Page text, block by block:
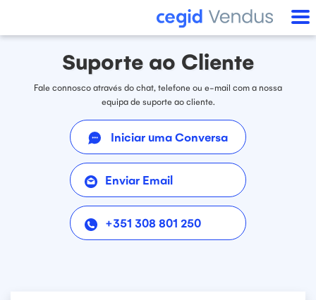
Suporte ao Cliente
Fale connosco através do chat, telefone ou e-mail com a nossa
equipa de suporte ao cliente.
Iniciar uma Conversa
Enviar Email
+351 308 801 250